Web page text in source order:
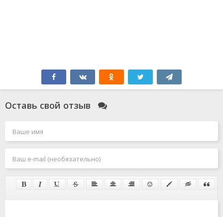
Оставь свой отзыв